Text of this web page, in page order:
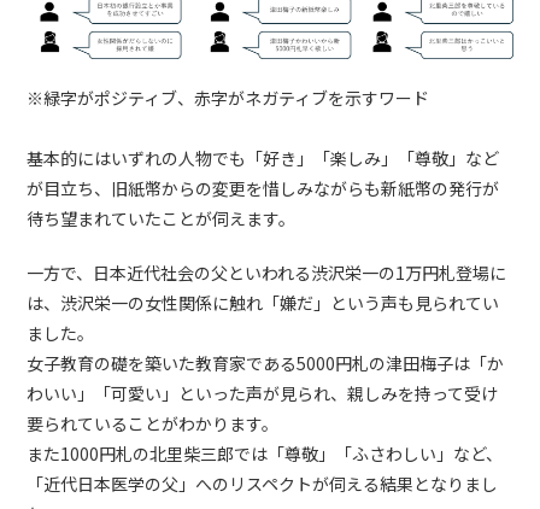
※緑字がポジティブ、赤字がネガティブを示すワード
基本的にはいずれの人物でも「好き」「楽しみ」「尊敬」など
が目立ち、旧紙幣からの変更を惜しみながらも新紙幣の発行が
待ち望まれていたことが伺えます。
一方で、日本近代社会の父といわれる渋沢栄一の1万円札登場に
は、渋沢栄一の女性関係に触れ「嫌だ」という声も見られてい
ました。
女子教育の礎を築いた教育家である5000円札の津田梅子は「か
わいい」「可愛い」といった声が見られ、親しみを持って受け
要られていることがわかります。
また1000円札の北里柴三郎では「尊敬」「ふさわしい」など、
「近代日本医学の父」へのリスペクトが伺える結果となりまし